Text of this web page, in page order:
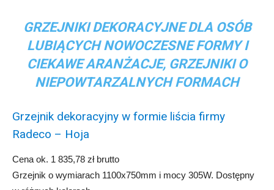
GRZEJNIKI DEKORACYJNE DLA OSÓB
LUBIĄCYCH NOWOCZESNE FORMY I
CIEKAWE ARANŻACJE, GRZEJNIKI O
NIEPOWTARZALNYCH FORMACH
Grzejnik dekoracyjny w formie liścia firmy
Radeco – Hoja
Cena ok. 1 835,78 zł brutto
Grzejnik o wymiarach 1100x750mm i mocy 305W. Dostępny